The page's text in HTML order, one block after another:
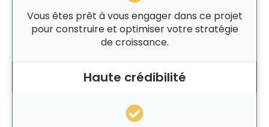
Vous êtes prêt à vous engager dans ce projet
pour construire et optimiser votre stratégie
de croissance.
Haute crédibilité